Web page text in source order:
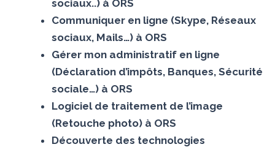
sociaux..) à ORS
Communiquer en ligne (Skype, Réseaux
sociaux, Mails…) à ORS
Gérer mon administratif en ligne
(Déclaration d’impôts, Banques, Sécurité
sociale…) à ORS
Logiciel de traitement de l’image
(Retouche photo) à ORS
Découverte des technologies